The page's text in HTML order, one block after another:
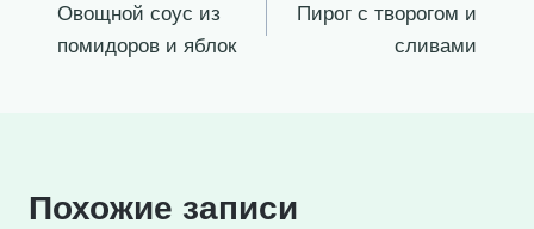
по
Овощной соус из
помидоров и яблок
Пирог с творогом и
сливами
Похожие записи